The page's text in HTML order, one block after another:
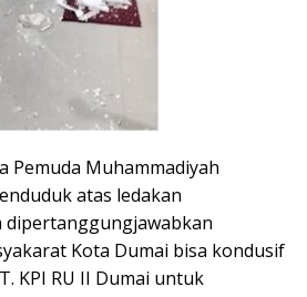
Pemuda Muhammadiyah
atas ledakan
dipertanggungjawabkan
Kota Dumai bisa kondusif
KPI RU II Dumai untuk